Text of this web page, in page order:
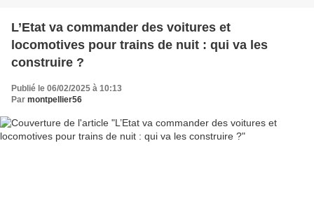
L’Etat va commander des voitures et
locomotives pour trains de nuit : qui va les
construire ?
Publié le 06/02/2025 à 10:13
Par montpellier56